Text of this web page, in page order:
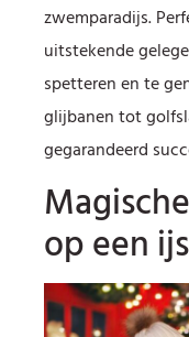
zwemparadijs.
uitstekende
spetteren en te
glijbanen tot
gegarandeerd
op een